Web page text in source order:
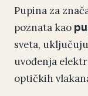
Pupina za
poznata kao
sveta,
uvođenja
optičkih